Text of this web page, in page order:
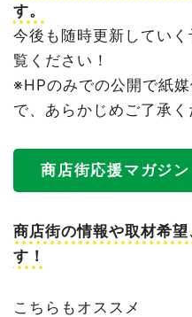
す。
今後も随時更新してい
覧ください！
※HPのみでの公開で紙
で、あらかじめご了承く
商店街応援マガジ
商店街の情報や取材希
す！
こちらもオススメ